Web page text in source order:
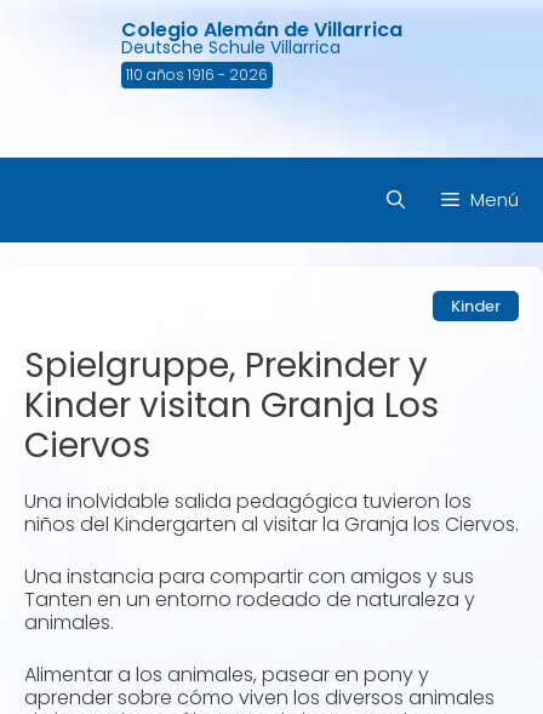
Colegio Alemán de Villarrica
Deutsche Schule Villarrica
110 años 1916 - 2026
Menú
Kinder
Spielgruppe, Prekinder y
Kinder visitan Granja Los
Ciervos
Una inolvidable salida pedagógica tuvieron los
niños del Kindergarten al visitar la Granja los Ciervos.
Una instancia para compartir con amigos y sus
Tanten en un entorno rodeado de naturaleza y
animales.
Alimentar a los animales, pasear en pony y
aprender sobre cómo viven los diversos animales